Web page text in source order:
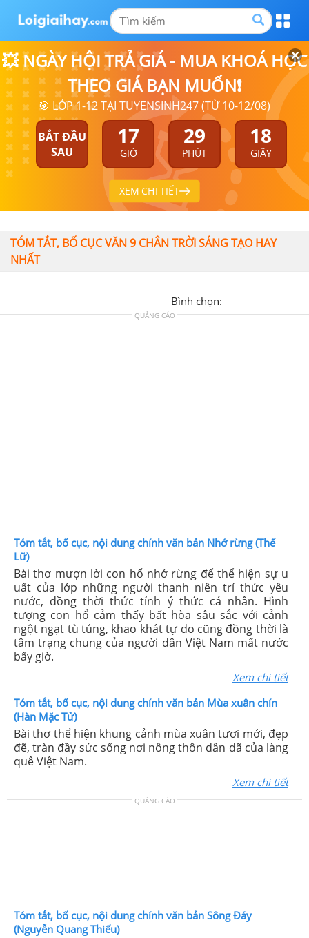
💥 NGÀY HỘI TRẢ GIÁ - MUA KHOÁ HỌC
THEO GIÁ BẠN MUỐN❗
🎯 LỚP 1-12 TẠI TUYENSINH247 (TỪ 10-12/08)
BẮT ĐẦU
SAU
17
GIỜ
29
PHÚT
18
GIÂY
XEM CHI TIẾT
TÓM TẮT, BỐ CỤC VĂN 9 CHÂN TRỜI SÁNG TẠO HAY
NHẤT
Bình chọn:
QUẢNG CÁO
Tóm tắt, bố cục, nội dung chính văn bản Nhớ rừng (Thế
Lữ)
Bài thơ mượn lời con hổ nhớ rừng để thể hiện sự u
uất của lớp những người thanh niên trí thức yêu
nước, đồng thời thức tỉnh ý thức cá nhân. Hình
tượng con hổ cảm thấy bất hòa sâu sắc với cảnh
ngột ngạt tù túng, khao khát tự do cũng đồng thời là
tâm trạng chung của người dân Việt Nam mất nước
bấy giờ.
Xem chi tiết
Tóm tắt, bố cục, nội dung chính văn bản Mùa xuân chín
(Hàn Mặc Tử)
Bài thơ thể hiện khung cảnh mùa xuân tươi mới, đẹp
đẽ, tràn đầy sức sống nơi nông thôn dân dã của làng
quê Việt Nam.
Xem chi tiết
QUẢNG CÁO
Tóm tắt, bố cục, nội dung chính văn bản Sông Đáy
(Nguyễn Quang Thiếu)